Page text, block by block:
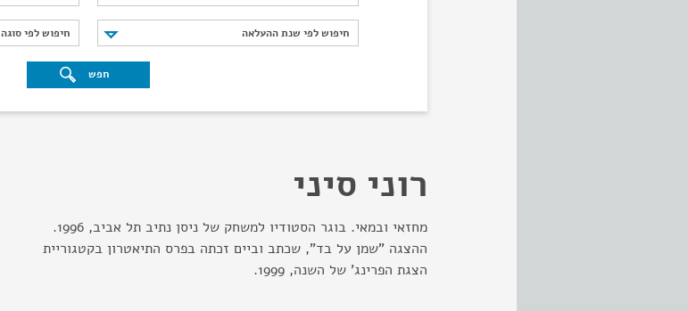
חיפוש לפי שנת ההעלאה
חיפוש לפי שנת ההעלאה חיפוש לפי סוגה
חיפוש לפי סוגה
חפש
רוני סיני
מחזאי ובמאי. בוגר הסטודיו למשחק של ניסן נתיב תל אביב, 1996.
ההצגה "שמן על בד", שכתב וביים זכתה בפרס התיאטרון בקטגוריית
הצגת הפרינג' של השנה, 1999.